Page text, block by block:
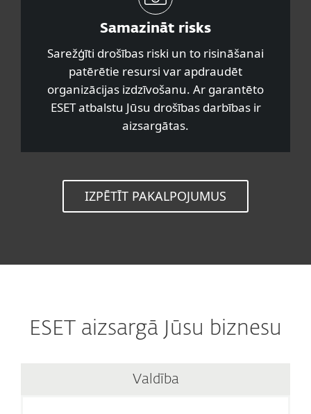
Samazināt risks
Sarežģīti drošības riski un to risināšanai
patērētie resursi var apdraudēt
organizācijas izdzīvošanu. Ar garantēto
ESET atbalstu Jūsu drošības darbības ir
aizsargātas.
IZPĒTĪT PAKALPOJUMUS
ESET aizsargā Jūsu biznesu
Valdība